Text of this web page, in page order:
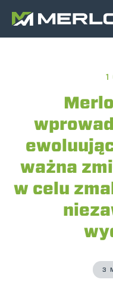
1
ważna
w celu
3